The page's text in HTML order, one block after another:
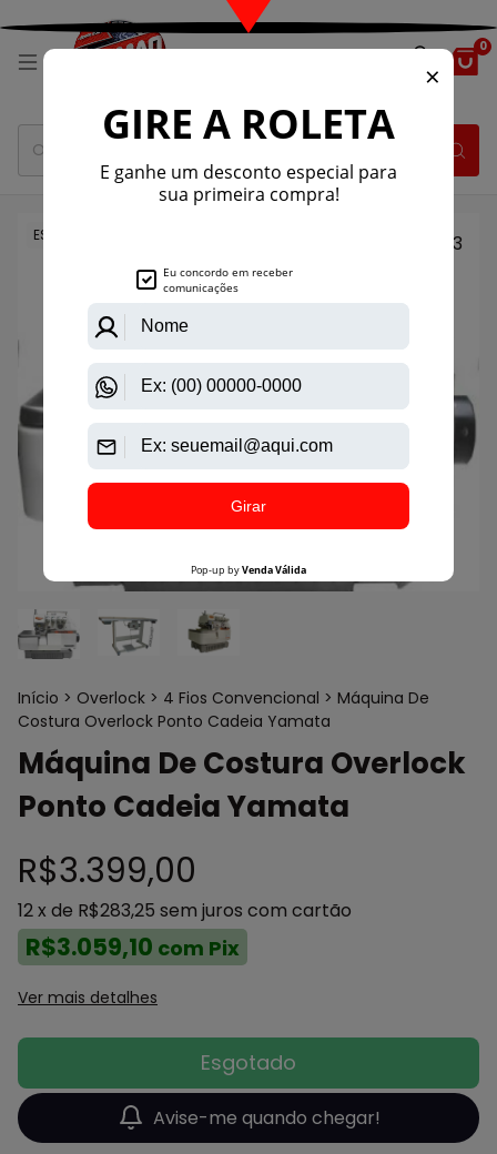
0
ESGOTADO 3
Início > Overlock > 4 Fios Convencional > Máquina De
Costura Overlock Ponto Cadeia Yamata
Máquina De Costura Overlock
Ponto Cadeia Yamata
R$3.399,00
12x de R$283,25 sem juros com cartão
R$3.059,10 com Pix
Ver mais detalhes
Avise-me quando chegar!